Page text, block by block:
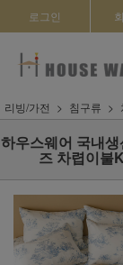
로그인
리빙/가전 침구류
하우스웨어 국내
즈 차렵이불